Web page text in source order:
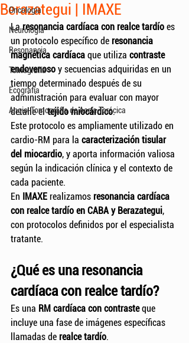
Oncología
Neurología
Resonancia
Tomografía
Ecografía
Angio-Tomografía de Aorta Torácica
Berazategui | IMAXE
La resonancia cardíaca con realce tardío es
un protocolo específico de resonancia
magnética cardíaca que utiliza contraste
endovenoso y secuencias adquiridas en un
tiempo determinado después de su
administración para evaluar con mayor
detalle el tejido miocárdico.
Este protocolo es ampliamente utilizado en
cardio-RM para la caracterización tisular
del miocardio, y aporta información valiosa
según la indicación clínica y el contexto de
cada paciente.
En IMAXE realizamos resonancia cardíaca
con realce tardío en CABA y Berazategui,
con protocolos definidos por el especialista
tratante.
¿Qué es una resonancia
cardíaca con realce tardío?
Es una RM cardíaca con contraste que
incluye una fase de imágenes específicas
llamadas de realce tardío.